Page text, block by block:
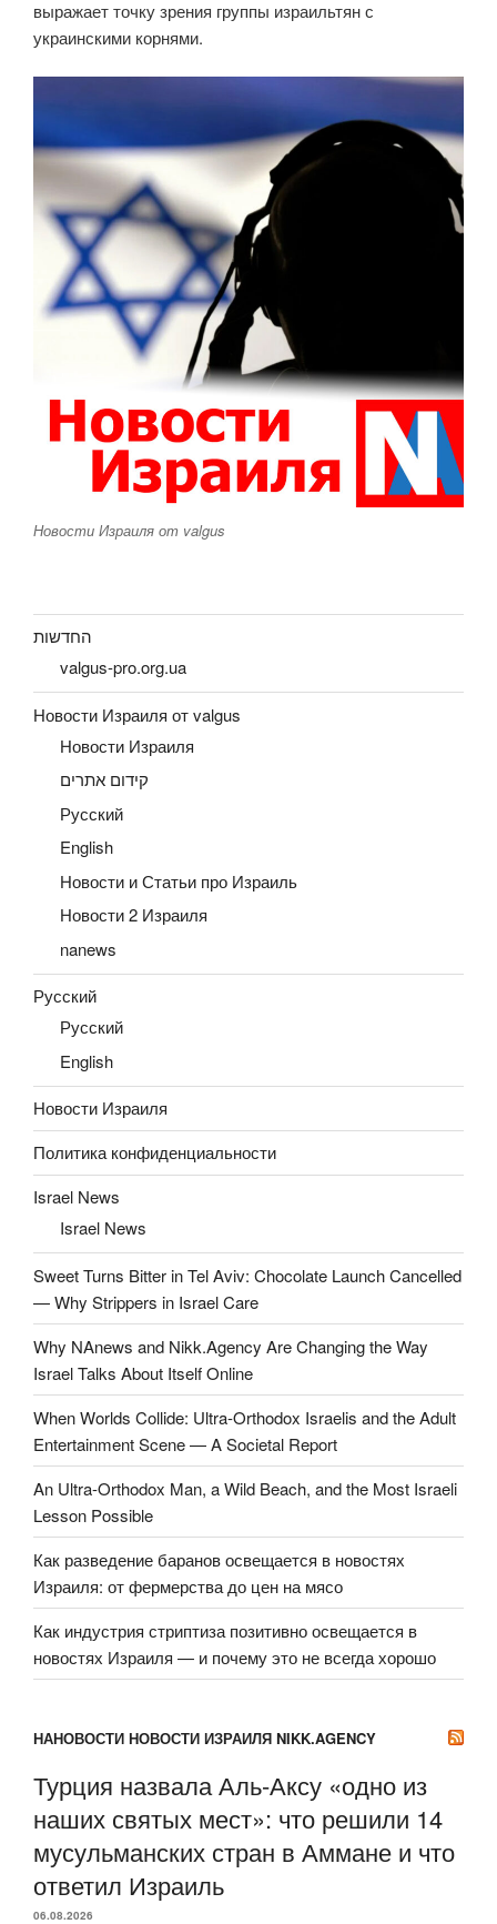
выражает точку зрения группы израильтян с
украинскими корнями.
Новости Израиля от valgus
החדשות
valgus-pro.org.ua
Новости Израиля от valgus
Новости Израиля
קידום אתרים
Русский
English
Новости и Статьи про Израиль
Новости 2 Израиля
nanews
Русский
Русский
English
Новости Израиля
Политика конфиденциальности
Israel News
Israel News
Sweet Turns Bitter in Tel Aviv: Chocolate Launch Cancelled
— Why Strippers in Israel Care
Why NAnews and Nikk.Agency Are Changing the Way
Israel Talks About Itself Online
When Worlds Collide: Ultra-Orthodox Israelis and the Adult
Entertainment Scene — A Societal Report
An Ultra-Orthodox Man, a Wild Beach, and the Most Israeli
Lesson Possible
Как разведение баранов освещается в новостях
Израиля: от фермерства до цен на мясо
Как индустрия стриптиза позитивно освещается в
новостях Израиля — и почему это не всегда хорошо
НАНОВОСТИ НОВОСТИ ИЗРАИЛЯ NIKK.AGENCY
Турция назвала Аль-Аксу «одно из
наших святых мест»: что решили 14
мусульманских стран в Аммане и что
ответил Израиль
06.08.2026